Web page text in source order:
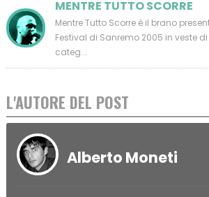
MENTRE TUTTO SCORRE
Mentre Tutto Scorre è il brano
Festival di Sanremo 2005 in veste
categ...
L'AUTORE DEL POST
Alberto Moneti